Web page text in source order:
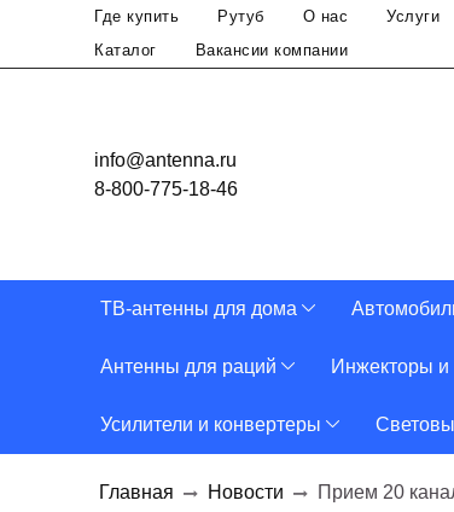
Где купить Рутуб О нас Услуги
Каталог
Вакансии компании
info@antenna.ru
8-800-775-18-46
ТВ-антенны для дома
Антенны для раций Инжекторы и
Усилители и конвертеры
Главная Новости Прием 20